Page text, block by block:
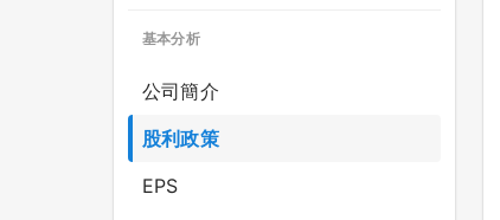
基本分析
公司簡介
股利政策
EPS